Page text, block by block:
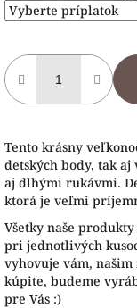
Tento krásny
detských body, tak
aj dlhými rukávmi.
ktorá je veľmi
Všetky naše
pri jednotlivých
vyhovuje vám,
kúpite, budeme
pre Vás :)